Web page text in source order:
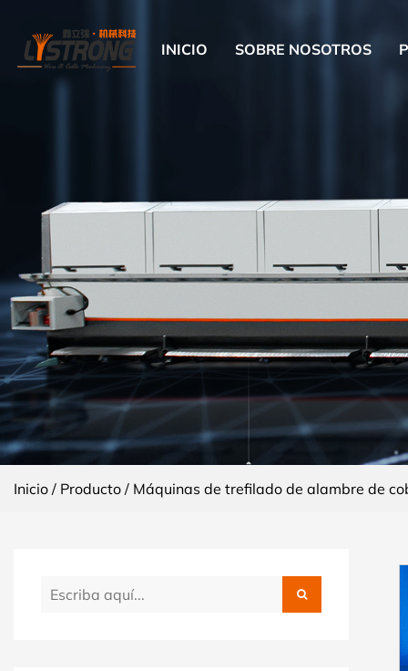
INICIO SOBRE NOSOTROS
Inicio / Producto / Máquinas de trefilado de alambre de